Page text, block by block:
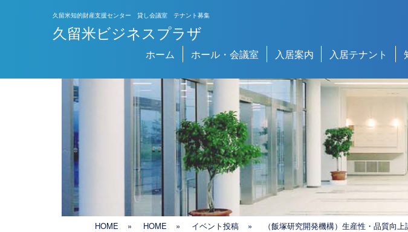
メインナビゲーション
久留米知的財産支援センター 貸し会議室 テナント募集
久留米ビジネスプラザ
ホーム ホール・会議室 入居案内 入居テナント
HOME » HOME » イベント投稿 » （飯塚研究開発機構）生産性・品質向上